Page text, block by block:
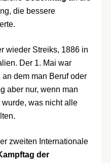
die bessere
wieder Streiks, 1886 in
Der 1. Mai war
an dem man Beruf oder
aber nur, wenn man
was nicht alle
zweiten Internationale
der